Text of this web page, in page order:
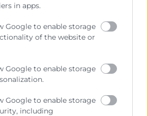
in apps.
Google to enable storage
of the website or
Google to enable storage
Google to enable storage
including
no se hace responsable de las
oficial o a través de la Cámara de
de València es la entidad convocante de
la gestión de las subvenciones